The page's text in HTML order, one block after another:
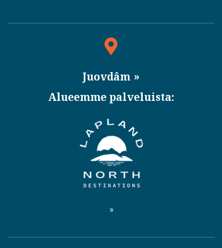
Juovdâm
Alueemme palveluista: